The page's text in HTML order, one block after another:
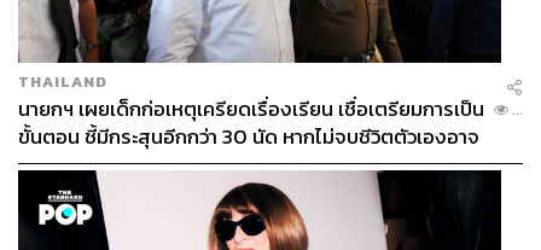
THAILAND
นายกฯ เผยเด็กก่อเหตุเครียดเรื่องเรียน เชื่อเตรียมการเป็น
ขั้นตอน ชี้มีกระสุนอีกกว่า 30 นัด หากไม่จบชีวิตตัวเองอาจ
สูญเสียเพิ่ม
...